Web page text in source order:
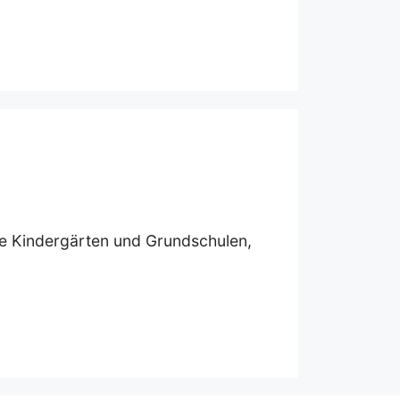
Kindergärten und Grundschulen,